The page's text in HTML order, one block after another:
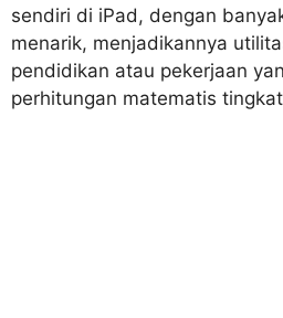
sendiri di iPad, dengan
menarik, menjadikannya
pendidikan atau pekerjaan
perhitungan matematis